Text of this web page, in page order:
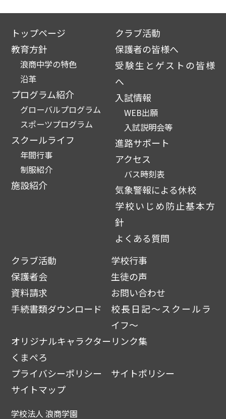
トップページ
教育方針
浪商中学の特色
沿革
プログラム紹介
グローバルプログラム
スポーツプログラム
スクールライフ
年間行事
制服紹介
施設紹介
クラブ活動
保護者の皆様へ
受験生とゲストの皆様
へ
入試情報
WEB出願
入試説明会等
進路サポート
アクセス
バス時刻表
気象警報による休校
学校いじめ防止基本方
針
よくある質問
クラブ活動
学校行事
保護者会
生徒の声
資料請求
お問い合わせ
手続書類ダウンロード
校長日記～スクールラ
イフ～
オリジナルキャラクター
くまぺろ
リンク集
プライバシーポリシー
サイトポリシー
サイトマップ
学校法人 浪商学園